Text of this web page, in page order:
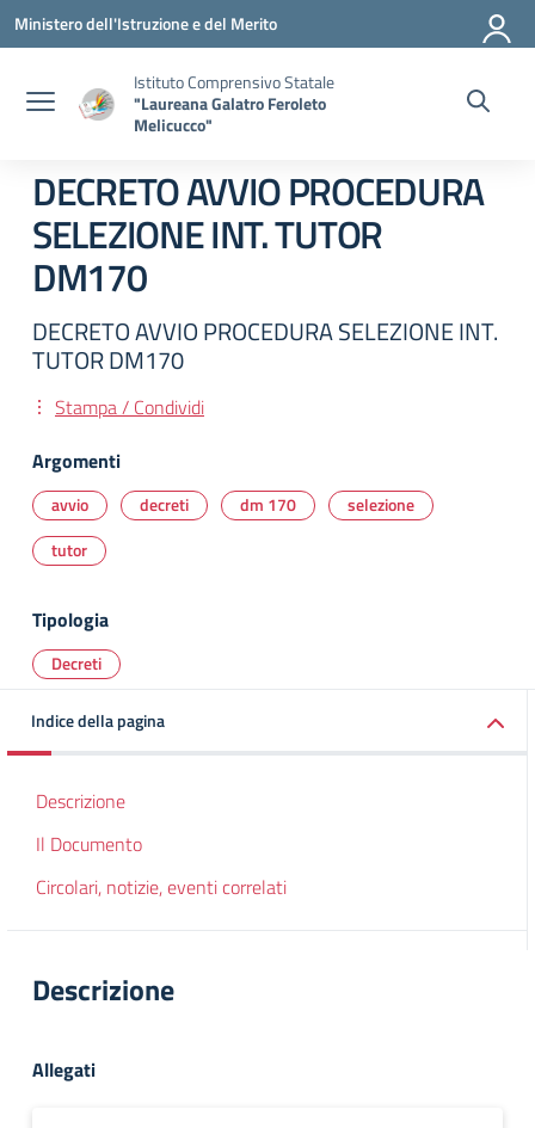
Vai ai contenuti
Vai al menu di navigazione
Vai al footer
Ministero dell'Istruzione e del Merito
Istituto Comprensivo Statale
"Laureana Galatro Feroleto
Melicucco"
DECRETO AVVIO PROCEDURA
SELEZIONE INT. TUTOR
DM170
DECRETO AVVIO PROCEDURA SELEZIONE INT.
TUTOR DM170
Stampa / Condividi
Argomenti
avvio decreti dm 170
selezione
tutor
Tipologia
Decreti
Indice della pagina
Descrizione
Il Documento
Circolari, notizie, eventi correlati
Descrizione
Allegati